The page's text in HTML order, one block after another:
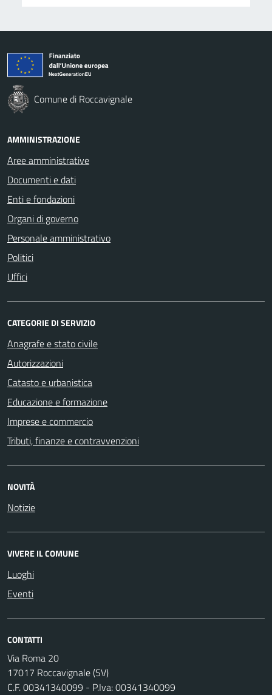
Comune di Roccavignale
AMMINISTRAZIONE
Aree amministrative
Documenti e dati
Enti e fondazioni
Organi di governo
Personale amministrativo
Politici
Uffici
CATEGORIE DI SERVIZIO
Anagrafe e stato civile
Autorizzazioni
Catasto e urbanistica
Educazione e formazione
Imprese e commercio
Tributi, finanze e contravvenzioni
NOVITÀ
Notizie
VIVERE IL COMUNE
Luoghi
Eventi
CONTATTI
Via Roma 20
17017 Roccavignale (SV)
C.F. 00341340099 - P.Iva: 00341340099